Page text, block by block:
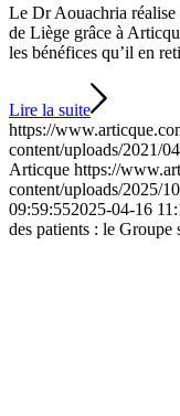
Le Dr Aouachria réalise
de Liège grâce à
les bénéfices qu’il en
Lire la suite
https://
content/uploads/2021/
Articque https://
content/uploads/2025/
09:59:552025-04-16
des patients : le